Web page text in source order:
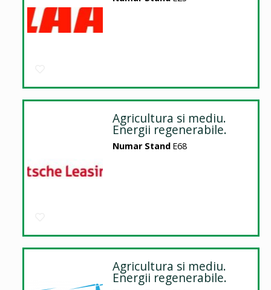
Agricultura si mediu.
Energii regenerabile.
Numar Stand E68
Agricultura si mediu.
Energii regenerabile.